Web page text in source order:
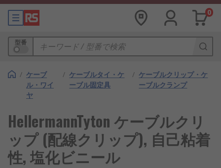
0
型番
/ ケーブ
ル・ワイ
ヤ
/ ケーブルタイ・ケ
ーブル固定具
/ ケーブルクリップ・ケ
ーブルクランプ
HellermannTyton ケーブルクリ
ップ (配線クリップ), 自己粘着
性, 塩化ビニール